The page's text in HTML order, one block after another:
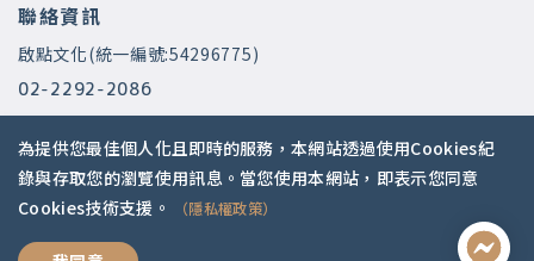
聯絡資訊
啟點文化(統一編號:54296775)
02-2292-2086
service@koob.com.tw
服務時間
週一至週五 10:00-18:00
國定假日公休
為提供您最佳個人化且即時的服務，本網站透過使用Cookies紀
錄與存取您的瀏覽使用訊息。當您使用本網站，即表示您同意
Cookies技術支援。
（隱私權政策）